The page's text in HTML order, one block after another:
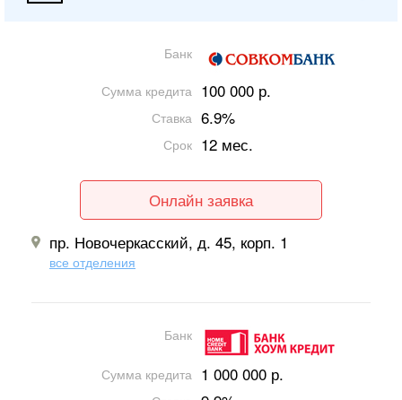
Банк
Сумма кредита 100 000 р.
Ставка 6.9%
Срок 12 мес.
Онлайн заявка
пр. Новочеркасский, д. 45, корп. 1
все отделения
Банк
Сумма кредита 1 000 000 р.